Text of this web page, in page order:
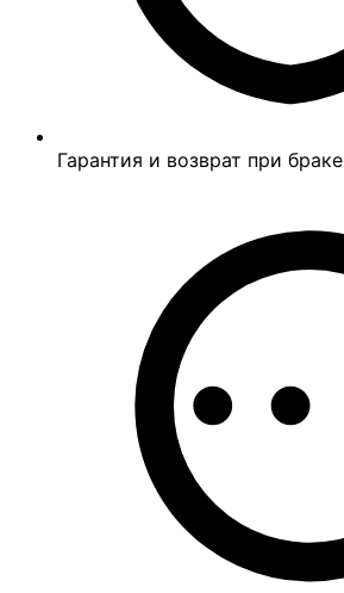
Гарантия и возврат при браке